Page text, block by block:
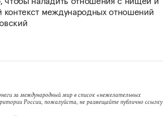
международных отношений
за международный мир в список «нежелательных
России, пожалуйста, не размещайте публично ссылку